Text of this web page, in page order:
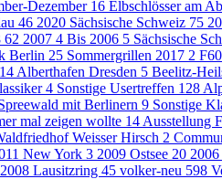
Dezember 16 Elbschlösser am
46 2020 Sächsische Schweiz 75
62 2007 4 Bis 2006 5 Sächsische
Berlin 25 Sommergrillen 2017 2
14 Alberthafen Dresden 5 Beelitz-
4 Sonstige Usertreffen 128
mit Berlinern 9 Sonstige
mal zeigen wollte 14 Ausstellung
Weisser Hirsch 2
New York 3 2009 Ostsee 20
Lausitzring 45 volker-neu 598